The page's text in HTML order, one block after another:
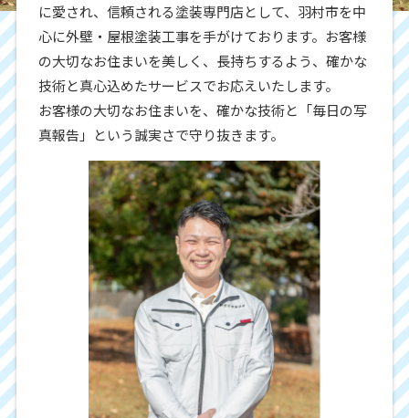
に愛され、信頼される塗装専門店として、羽村市を中
心に外壁・屋根塗装工事を手がけております。お客様
の大切なお住まいを美しく、長持ちするよう、確かな
技術と真心込めたサービスでお応えいたします。
お客様の大切なお住まいを、確かな技術と「毎日の写
真報告」という誠実さで守り抜きます。